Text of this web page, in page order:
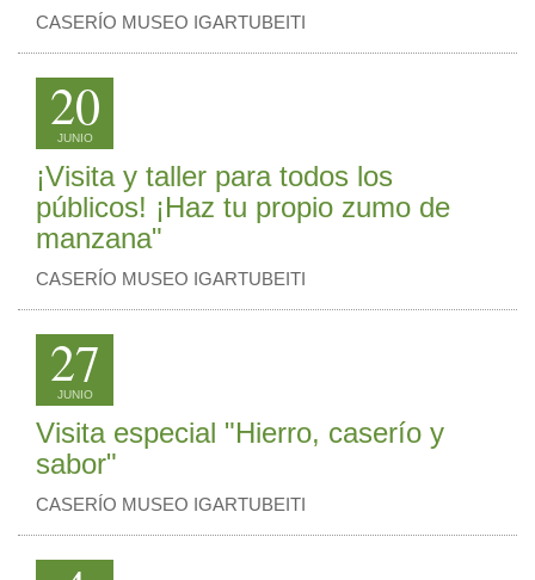
CASERÍO MUSEO IGARTUBEITI
20
JUNIO
¡Visita y taller para todos los
públicos! ¡Haz tu propio zumo de
manzana"
CASERÍO MUSEO IGARTUBEITI
27
JUNIO
Visita especial "Hierro, caserío y
sabor"
CASERÍO MUSEO IGARTUBEITI